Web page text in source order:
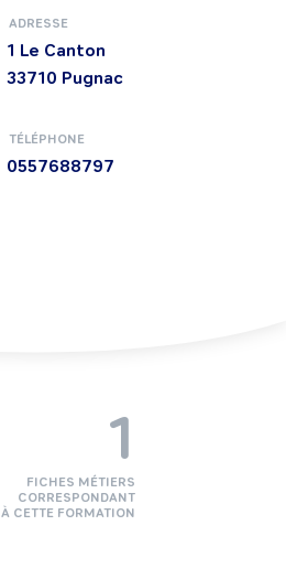
ADRESSE
1 Le Canton
33710 Pugnac
TÉLÉPHONE
0557688797
1
FICHES MÉTIERS
CORRESPONDANT
À CETTE FORMATION